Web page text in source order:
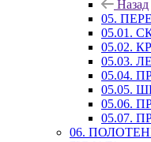
Назад
05.
05.01.
05.02.
05.03.
05.04.
05.05.
05.06.
05.07.
06.